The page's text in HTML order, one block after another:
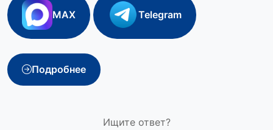
MAX Telegram
Подробнее
Ищите ответ?